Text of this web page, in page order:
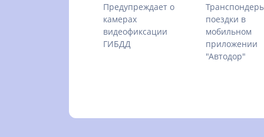
Предупреждает о
камерах
видеофиксации
ГИБДД
поездки в
мобильном
приложении
"Автодор"